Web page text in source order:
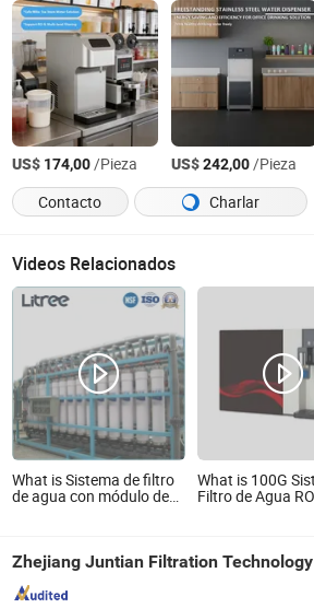
US$ 174,00/Pieza US$242,00/Pieza
Contacto
Charlar
Videos Relacionados
What is Sistema de filtro
de agua con módulo de
tratamiento de agua
What is 100G
Filtro de Agua RO
Zhejiang Juntian Filtration Technology